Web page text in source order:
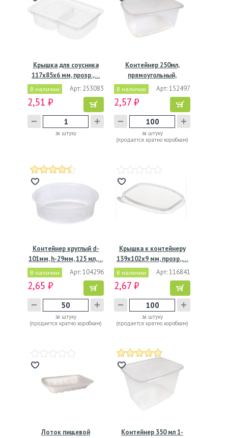
Крышка для соусника
117х85х6 мм, прозр.,…
В наличии Арт: 253083
2,51 ₽
за штуку
Контейнер 250мл,
прямоугольный,
108х82х48мм,…
В наличии Арт: 152497
2,57 ₽
за штуку
(продается кратно коробкам)
Контейнер круглый d-
101мм, h-29мм, 125 мл,…
В наличии Арт: 104296
2,65 ₽
за штуку
(продается кратно коробкам)
Крышка к контейнеру
139х102х9 мм, прозр.,…
В наличии Арт: 116841
2,67 ₽
за штуку
(продается кратно коробкам)
Лоток пищевой Контейнер 350 мл 1-